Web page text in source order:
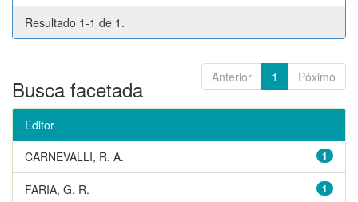
Resultado 1-1 de 1.
Anterior 1 Póximo
Busca facetada
Editor
1
CARNEVALLI, R. A.
1
FARIA, G. R.